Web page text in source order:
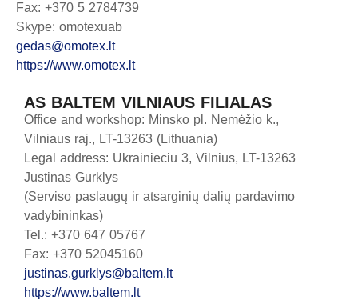
Fax: +370 5 2784739
Skype: omotexuab
gedas@omotex.lt
https://www.omotex.lt
AS BALTEM VILNIAUS FILIALAS
Office and workshop: Minsko pl. Nemėžio k.,
Vilniaus raj., LT-13263 (Lithuania)
Legal address: Ukrainieciu 3, Vilnius, LT-13263
Justinas Gurklys
(Serviso paslaugų ir atsarginių dalių pardavimo
vadybininkas)
Tel.: +370 647 05767
Fax: +370 52045160
justinas.gurklys@baltem.lt
https://www.baltem.lt